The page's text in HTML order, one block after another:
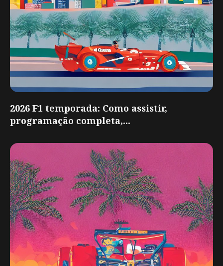
2026 F1 temporada: Como assistir,
programação completa,...